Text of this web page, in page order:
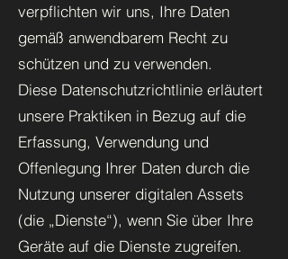
verpflichten wir uns, Ihre Daten
gemäß anwendbarem Recht zu
schützen und zu verwenden.
Diese Datenschutzrichtlinie erläutert
unsere Praktiken in Bezug auf die
Erfassung, Verwendung und
Offenlegung Ihrer Daten durch die
Nutzung unserer digitalen Assets
(die „Dienste“), wenn Sie über Ihre
Geräte auf die Dienste zugreifen.